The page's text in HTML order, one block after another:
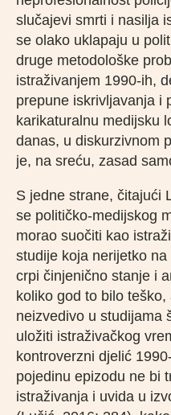
slučajevi smrti i nasilja
se olako uklapaju u
druge metodološke
istraživanjem 1990-ih,
prepune iskrivljavanja i
karikaturalnu medijsku
danas, u diskurzivnom
je, na sreću, zasad
S jedne strane, čitajući
se političko-medijskog
morao suočiti kao
studije koja nerijetko
crpi činjenično stanje i
koliko god to bilo
neizvedivo u studijama
uložiti istraživačkog
kontroverzni djelić
pojedinu epizodu ne bi
istraživanja i uvida u